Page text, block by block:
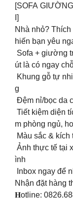
[SOFA
I]
Nhà nhỏ?
hiến bạn yêu
Sofa + giường
út là có ngay
Khung gỗ tự
g
Đệm nỉ/bọc da
Tiết kiệm diện
m phòng ngủ,
Màu sắc &
Ảnh thực tế tại
ình
Inbox ngay để
Nhận đặt hàng
𝐇otline: